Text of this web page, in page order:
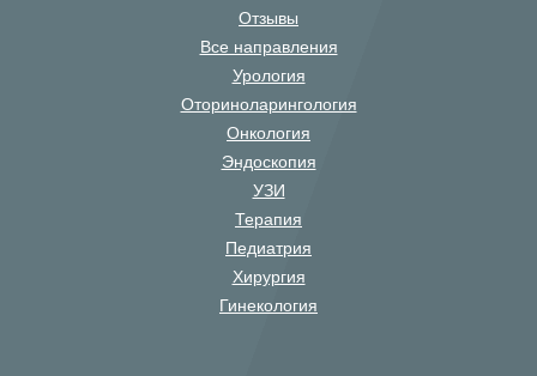
Отзывы
Все направления
Урология
Оториноларингология
Онкология
Эндоскопия
УЗИ
Терапия
Педиатрия
Хирургия
Гинекология